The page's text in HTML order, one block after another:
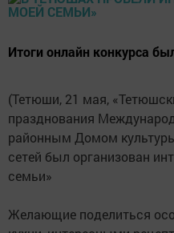
Итоги онлайн конкурса
(Тетюши, 21 мая,
празднования
районным Домом
сетей был организован
семьи»
Желающие поделиться